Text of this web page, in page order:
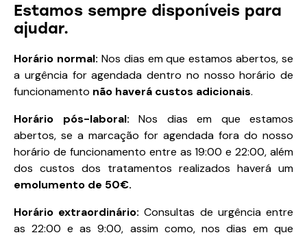
Estamos sempre disponíveis para
ajudar.
Horário normal: Nos dias em que estamos abertos, se
a urgência for agendada dentro no nosso horário de
funcionamento não haverá custos adicionais.
Horário pós-laboral: Nos dias em que estamos
abertos, se a marcação for agendada fora do nosso
horário de funcionamento entre as 19:00 e 22:00, além
dos custos dos tratamentos realizados haverá um
emolumento de 50€.
Horário extraordinário:Consultas de urgência entre
as 22:00 e as 9:00, assim como, nos dias em que